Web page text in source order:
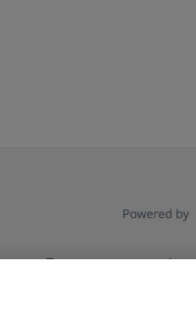
Forumvoorwaarden